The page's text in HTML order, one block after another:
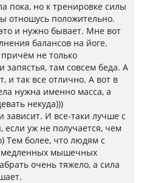
пока, но к тренировке силы
отношусь положительно.
и нужно бывает. Мне вот
балансов на йоге.
не только
запястья, там совсем беда. А
и так все отлично. А вот в
нужна именно масса, а
некуда)))
зависит. И все-таки лучше с
если уж не получается, чем
Тем более, что людям с
медленных мышечных
очень тяжело, а сила